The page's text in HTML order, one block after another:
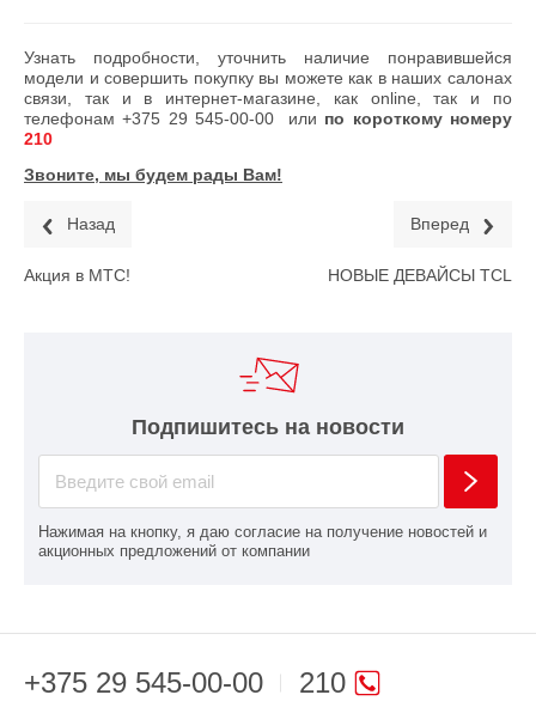
Узнать подробности, уточнить наличие понравившейся
модели и совершить покупку вы можете как в наших салонах
связи, так и в интернет-магазине, как online, так и по
телефонам+375 29 545-00-00 или по короткому номеру
210
Звоните, мы будем рады Вам!
Назад
Акция в МТС!
Вперед
НОВЫЕ ДЕВАЙСЫ TCL
Подпишитесь на новости
Нажимая на кнопку, я даю согласие на получение новостей и
акционных предложений от компании
210
+375 29 545-00-00